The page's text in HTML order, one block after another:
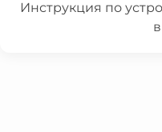
Инструкция по